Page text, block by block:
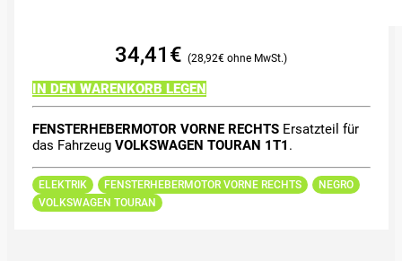
34,41 € 28,92€
IN DEN WARENKORB LEGEN
FENSTERHEBERMOTOR VORNE RECHTSErsatzteil für
das Fahrzeug VOLKSWAGEN TOURAN 1T1 .
ELEKTRIK FENSTERHEBERMOTOR VORNE RECHTS
NEGRO
VOLKSWAGEN TOURAN